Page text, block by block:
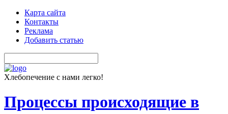
Карта сайта
Контакты
Реклама
Добавить статью
Хлебопечение с нами легко!
Процессы происходящие в